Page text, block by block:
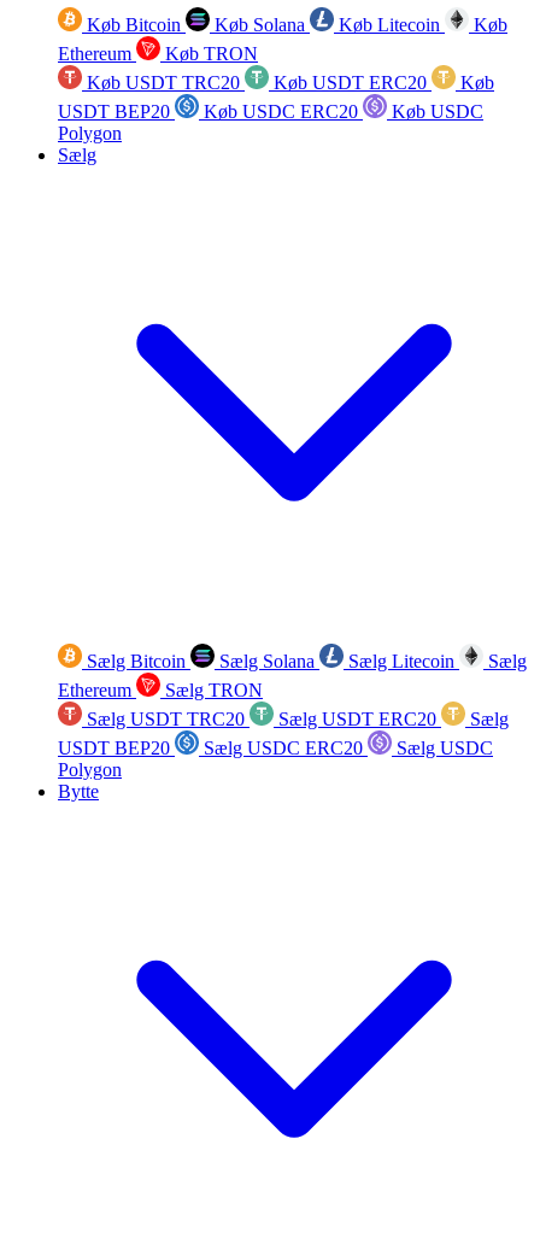
Køb Bitcoin Køb Solana Køb Litecoin
Køb
Ethereum
Køb TRON
Køb USDT TRC20
Køb USDT ERC20
Køb
USDT BEP20
Køb USDC ERC20
Køb USDC
Polygon
Sælg
Sælg Bitcoin Sælg Solana Sælg Litecoin
Sælg
Ethereum
Sælg TRON
Sælg USDT TRC20
Sælg USDT ERC20
Sælg
USDT BEP20
Sælg USDC ERC20
Sælg USDC
Polygon
Bytte